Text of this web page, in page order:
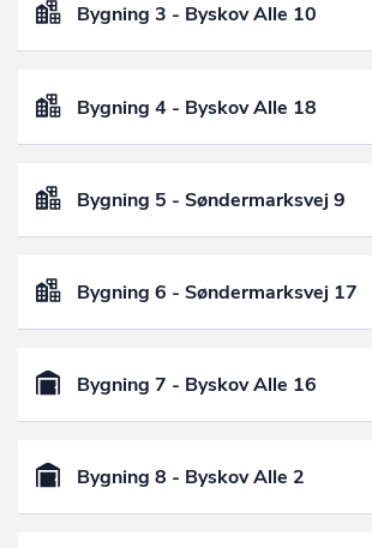
Bygning 3 - Byskov Alle 10
Bygning 4 - Byskov Alle 18
Bygning 5 - Søndermarksvej 9
Bygning 6 - Søndermarksvej 17
Bygning 7 - Byskov Alle 16
Bygning 8 - Byskov Alle 2